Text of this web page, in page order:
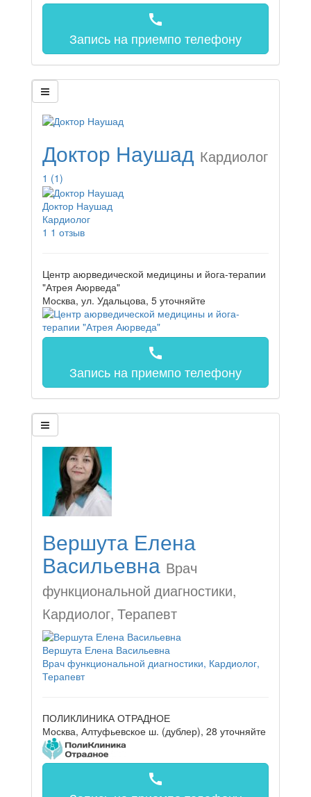
call
Запись на приемпо телефону
Доктор Наушад Кардиолог
1 (1)
Доктор Наушад
Кардиолог
1 1 отзыв
Центр аюрведической медицины и йога-терапии
"Атрея Аюрведа"
Москва, ул. Удальцова, 5 уточняйте
call
Запись на приемпо телефону
Вершута Елена
Васильевна Врач
функциональной диагностики,
Кардиолог, Терапевт
Вершута Елена Васильевна
Врач функциональной диагностики, Кардиолог,
Терапевт
ПОЛИКЛИНИКА ОТРАДНОЕ
Москва, Алтуфьевское ш. (дублер), 28 уточняйте
call